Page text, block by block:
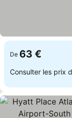
De 63 €
Consulter les prix